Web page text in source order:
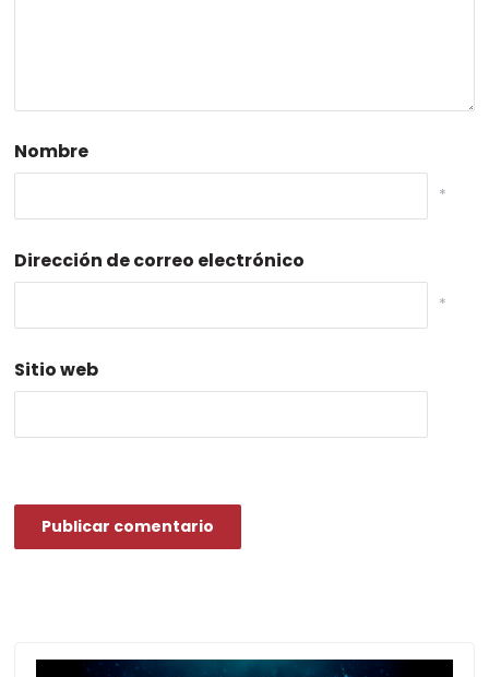
Nombre
*
Dirección de correo electrónico
*
Sitio web